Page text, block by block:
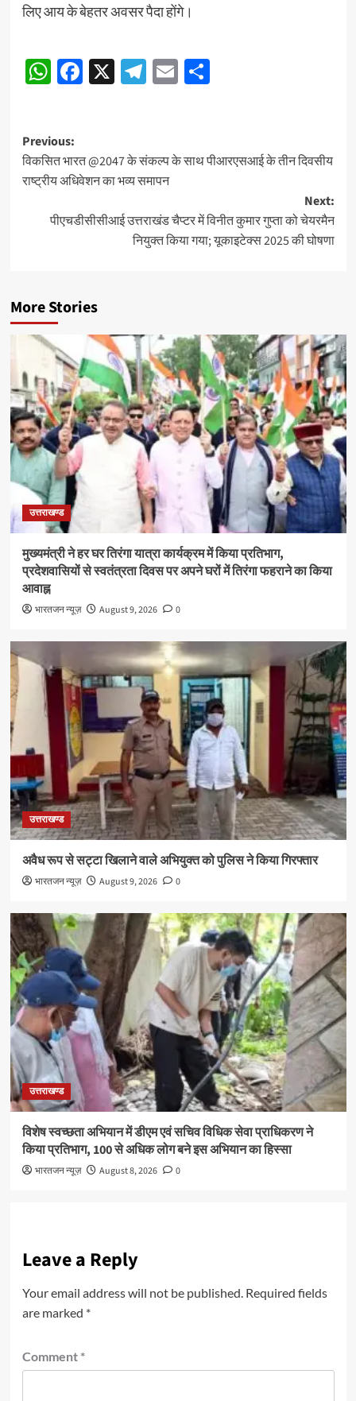
लिए आय के बेहतर अवसर पैदा होंगे।
Post
navigation
WhatsApp
Facebook
X Telegram
EmailShare
Post
navigation
Previous:
विकसित भारत @2047 के संकल्प के साथ पीआरएसआई के तीन दिवसीय
राष्ट्रीय अधिवेशन का भव्य समापन
Next:
पीएचडीसीसीआई उत्तराखंड चैप्टर में विनीत कुमार गुप्ता को चेयरमैन
नियुक्त किया गया; यूकाइटेक्स 2025 की घोषणा
More Stories
उत्तराखण्ड
मुख्यमंत्री ने हर घर तिरंगा यात्रा कार्यक्रम में किया प्रतिभाग,
प्रदेशवासियों से स्वतंत्रता दिवस पर अपने घरों में तिरंगा फहराने का किया
आवाह्न
भारतजन न्यूज़ August 9, 2026 0
उत्तराखण्ड
अवैध रूप से सट्टा खिलाने वाले अभियुक्त को पुलिस ने किया गिरफ्तार
भारतजन न्यूज़ August 9, 2026 0
उत्तराखण्ड
विशेष स्वच्छता अभियान में डीएम एवं सचिव विधिक सेवा प्राधिकरण ने
किया प्रतिभाग, 100 से अधिक लोग बने इस अभियान का हिस्सा
भारतजन न्यूज़ August 8, 2026 0
Leave a Reply
Your email address will not be published. Required fields
are marked *
Comment *